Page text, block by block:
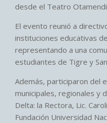
desde el Teatro
El evento reunió a
instituciones educativas
representando a una
estudiantes de Tigre y
Además, participaron del
municipales, regionales y
Delta: la Rectora, Lic.
Fundación Universidad